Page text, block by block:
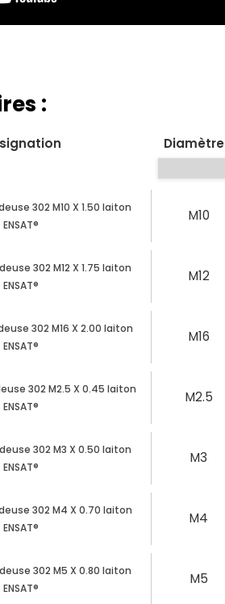
:
Diamètre
302 M10 X 1.50 laiton
ENSAT®
M10
302 M12 X 1.75 laiton
ENSAT®
M12
302 M16 X 2.00 laiton
ENSAT®
M16
302 M2.5 X 0.45 laiton
ENSAT®
M2.5
302 M3 X 0.50 laiton
ENSAT®
M3
302 M4 X 0.70 laiton
ENSAT®
M4
302 M5 X 0.80 laiton
ENSAT®
M5